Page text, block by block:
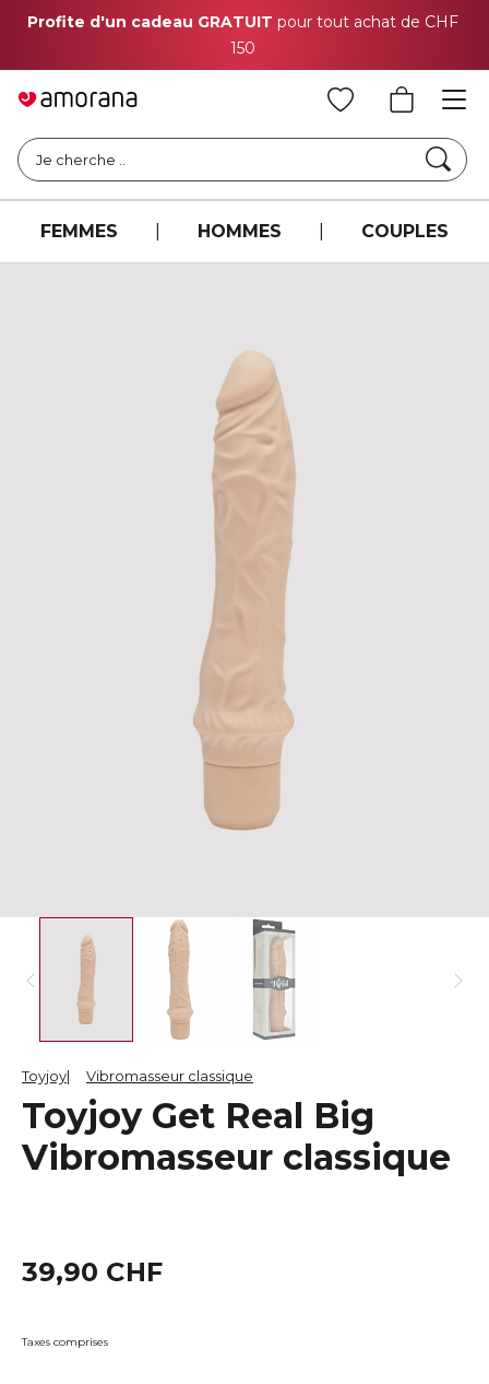
Profite d'un cadeau GRATUIT pour tout achat de CHF
150
Je cherche ..
FEMMES HOMMES COUPLES
Toyjoy Vibromasseur classique
Toyjoy Get Real Big
Vibromasseur classique
39,90 CHF
Taxes comprises